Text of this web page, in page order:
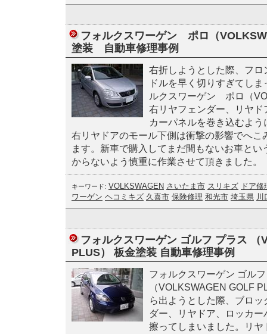
フォルクスワーゲン ポロ（
塗装 自動車修理事例
右折しようとした際、フ
ドルを早く切りすぎてし
ルクスワーゲン ポロ（
右リヤフェンダー、リヤ
カーパネルを巻き込むよ
右リヤドアのモール下側は衝撃の影響でへこ
ます。新車で購入してまだ間もないお車とい
からないよう慎重に作業させて頂きました。
キーワード: VOLKSWAGEN さいたま市 スリキズ ドア修
ワーゲン ヘコミキズ 久喜市 保険修理 和光市 埼玉県 川
フォルクスワーゲン ゴルフ プラス
PLUS） 板金塗装 自動車修理事例
フォルクスワーゲン ゴル
（VOLKSWAGEN GOLF
ら出ようとした際、ブロ
ダー、リヤドア、ロッカ
擦ってしまいました。リ